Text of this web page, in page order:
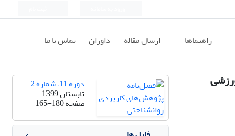
راهنماها ارسال مقاله داوران تماس با ما
دوره 11، شماره 2
تابستان 1399
صفحه165-180